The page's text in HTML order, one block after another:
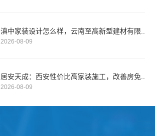
滇中家装设计怎么样，云南至高新型建材有限..
2026-08-09
居安天成：西安性价比高家装施工，改善房免..
2026-08-09